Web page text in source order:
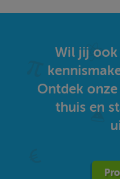
Wil jij
Ontdek
thuis en